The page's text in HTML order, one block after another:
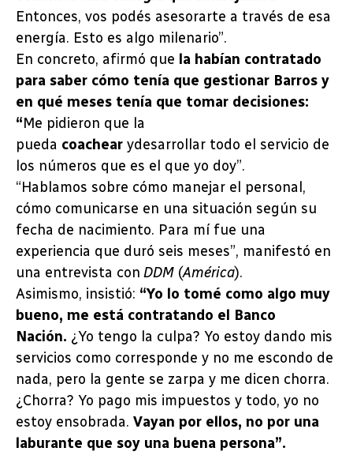
Entonces, vos podés asesorarte a través de esa
energía. Esto es algo milenario”.
En concreto, afirmó que la habían contratado
para saber cómo tenía que gestionar Barros y
en qué meses tenía que tomar decisiones:
“Me pidieron que la
pueda coachear ydesarrollar todo el servicio de
los números que es el que yo doy”.
“Hablamos sobre cómo manejar el personal,
cómo comunicarse en una situación según su
fecha de nacimiento. Para mí fue una
experiencia que duró seis meses”, manifestó en
una entrevista con DDM (América).
Asimismo, insistió: “Yo lo tomé como algo muy
bueno, me está contratando el Banco
Nación. ¿Yo tengo la culpa? Yo estoy dando mis
servicios como corresponde y no me escondo de
nada, pero la gente se zarpa y me dicen chorra.
¿Chorra? Yo pago mis impuestos y todo, yo no
estoy ensobrada. Vayan por ellos, no por una
laburante que soy una buena persona”.